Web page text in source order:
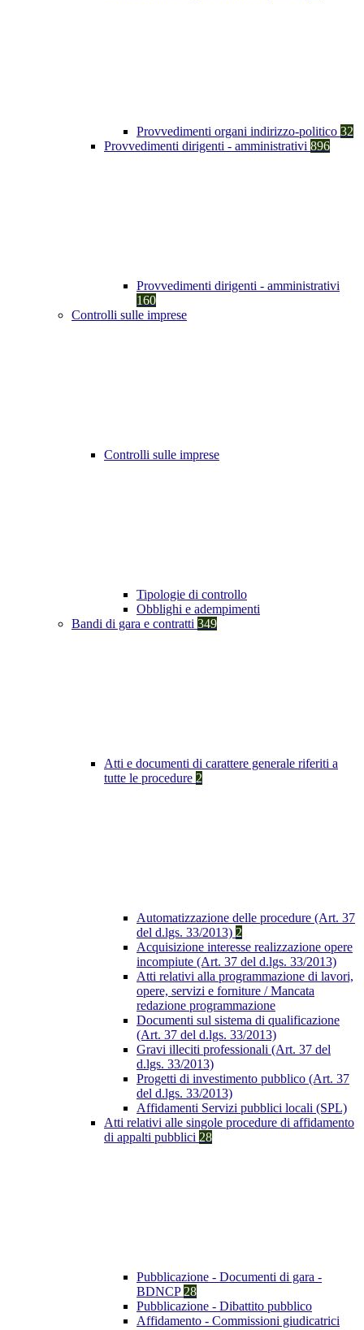
Provvedimenti organi indirizzo-politico 32
Provvedimenti dirigenti - amministrativi 896
Provvedimenti dirigenti - amministrativi
160
Controlli sulle imprese
Controlli sulle imprese
Tipologie di controllo
Obblighi e adempimenti
Bandi di gara e contratti 349
Atti e documenti di carattere generale riferiti a
tutte le procedure 2
Automatizzazione delle procedure (Art. 37
del d.lgs. 33/2013) 2
Acquisizione interesse realizzazione opere
incompiute (Art. 37 del d.lgs. 33/2013)
Atti relativi alla programmazione di lavori,
opere, servizi e forniture / Mancata
redazione programmazione
Documenti sul sistema di qualificazione
(Art. 37 del d.lgs. 33/2013)
Gravi illeciti professionali (Art. 37 del
d.lgs. 33/2013)
Progetti di investimento pubblico (Art. 37
del d.lgs. 33/2013)
Affidamenti Servizi pubblici locali (SPL)
Atti relativi alle singole procedure di affidamento
di appalti pubblici 28
Pubblicazione - Documenti di gara -
BDNCP 28
Pubblicazione - Dibattito pubblico
Affidamento - Commissioni giudicatrici